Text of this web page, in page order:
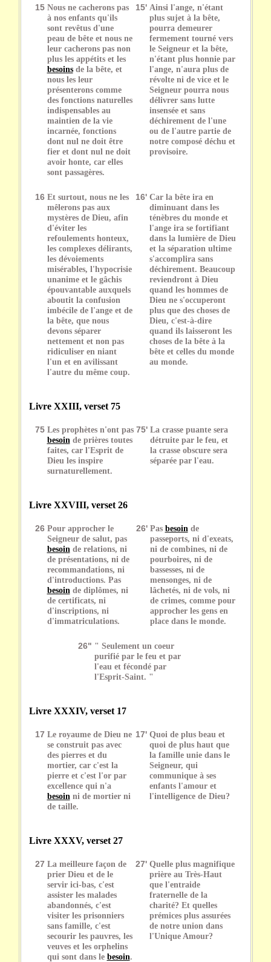
15 Nous ne cacherons pas
à nos enfants qu'ils
sont revêtus d'une
peau de bête et nous ne
leur cacherons pas non
plus les appétits et les
besoinsde la bête, et
nous les leur
présenterons comme
des fonctions naturelles
indispensables au
maintien de la vie
incarnée, fonctions
dont nul ne doit être
fier et dont nul ne doit
avoir honte, car elles
sont passagères.
15' Ainsi l'ange, n'étant
plus sujet à la bête,
pourra demeurer
fermement tourné vers
le Seigneur et la bête,
n'étant plus honnie par
l'ange, n'aura plus de
révolte ni de vice et le
Seigneur pourra nous
délivrer sans lutte
insensée et sans
déchirement de l'une
ou de l'autre partie de
notre composé déchu et
provisoire.
16 Et surtout, nous ne les
mêlerons pas aux
mystères de Dieu, afin
d'éviter les
refoulements honteux,
les complexes délirants,
les dévoiements
misérables, l'hypocrisie
unanime et le gâchis
épouvantable auxquels
aboutit la confusion
imbécile de l'ange et de
la bête, que nous
devons séparer
nettement et non pas
ridiculiser en niant
l'un et en avilissant
l'autre du même coup.
16' Car la bête ira en
diminuant dans les
ténèbres du monde et
l'ange ira se fortifiant
dans la lumière de Dieu
et la séparation ultime
s'accomplira sans
déchirement. Beaucoup
reviendront à Dieu
quand les hommes de
Dieu ne s'occuperont
plus que des choses de
Dieu, c'est-à-dire
quand ils laisseront les
choses de la bête à la
bête et celles du monde
au monde.
Livre XXIII, verset 75
75 Les prophètes n'ont pas
besoin de prières toutes
faites, car l'Esprit de
Dieu les inspire
surnaturellement.
75' La crasse puante sera
détruite par le feu, et
la crasse obscure sera
séparée par l'eau.
Livre XXVIII, verset 26
26 Pour approcher le
Seigneur de salut, pas
besoin de relations, ni
de présentations, ni de
recommandations, ni
d'introductions. Pas
besoin de diplômes, ni
de certificats, ni
d'inscriptions, ni
d'immatriculations.
26' Pas besoin de
passeports, ni d'exeats,
ni de combines, ni de
pourboires, ni de
bassesses, ni de
mensonges, ni de
lâchetés, ni de vols, ni
de crimes, comme pour
approcher les gens en
place dans le monde.
26" " Seulement un coeur
purifié par le feu et par
l'eau et fécondé par
l'Esprit-Saint. "
Livre XXXIV, verset 17
17 Le royaume de Dieu ne
se construit pas avec
des pierres et du
mortier, car c'est la
pierre et c'est l'or par
excellence qui n'a
besoin ni de mortier ni
de taille.
17' Quoi de plus beau et
quoi de plus haut que
la famille unie dans le
Seigneur, qui
communique à ses
enfants l'amour et
l'intelligence de Dieu?
Livre XXXV, verset 27
27 La meilleure façon de
prier Dieu et de le
servir ici-bas, c'est
assister les malades
abandonnés, c'est
visiter les prisonniers
sans famille, c'est
secourir les pauvres, les
veuves et les orphelins
qui sont dans le besoin.
27' Quelle plus magnifique
prière au Très-Haut
que l'entraide
fraternelle de la
charité? Et quelles
prémices plus assurées
de notre union dans
l'Unique Amour?